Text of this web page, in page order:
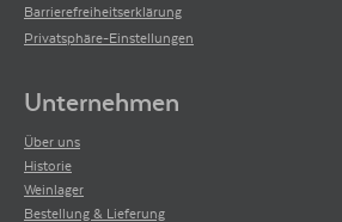
Barrierefreiheitserklärung
Privatsphäre-Einstellungen
Unternehmen
Über uns
Historie
Weinlager
Bestellung & Lieferung